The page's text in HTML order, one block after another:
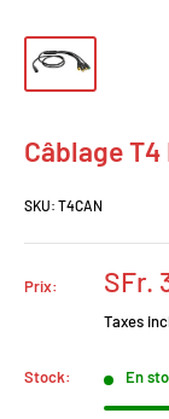
Câblage T4
SKU: T4CAN
Prix:
Prix
SFr.
Taxes
Stock: En